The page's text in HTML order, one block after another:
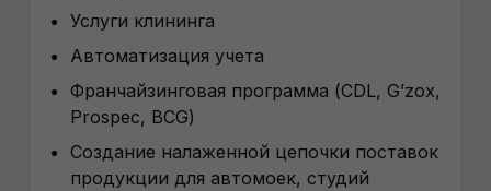
Услуги клининга
Автоматизация учета
Франчайзинговая программа (CDL, G’zox,
Prospec, BCG)
Создание налаженной цепочки поставок
продукции для автомоек, студий